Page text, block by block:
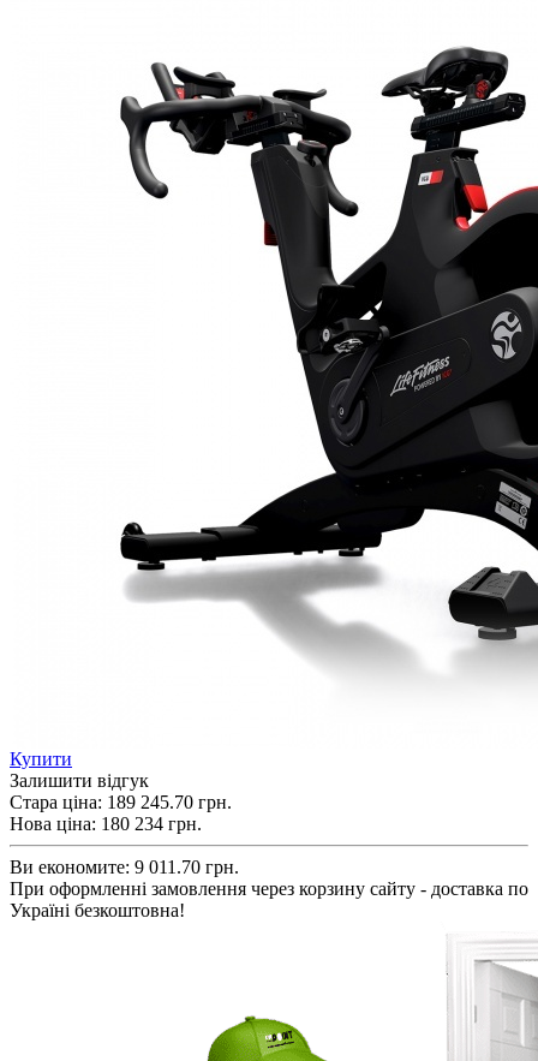
Купити
Залишити відгук
Стара ціна: 189 245.70 грн.
Нова ціна: 180 234 грн.
Ви економите: 9 011.70 грн.
При оформленні замовлення через корзину сайту - доставка по
Україні безкоштовна!